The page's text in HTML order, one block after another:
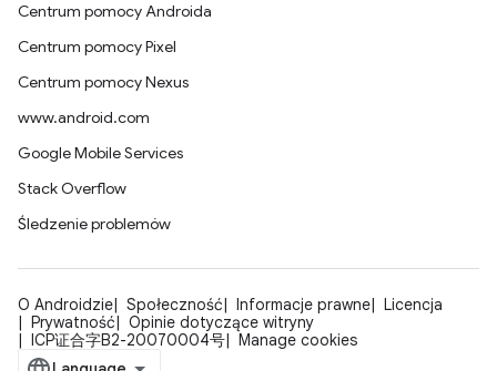
Centrum pomocy Androida
Centrum pomocy Pixel
Centrum pomocy Nexus
www.android.com
Google Mobile Services
Stack Overflow
Śledzenie problemów
O Androidzie Społeczność Informacje prawne
Licencja
Prywatność
Opinie dotyczące witryny
ICP证合字B2-20070004号
Manage cookies